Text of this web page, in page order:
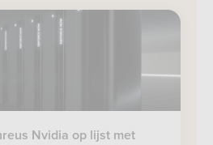
Nvidia op lijst met